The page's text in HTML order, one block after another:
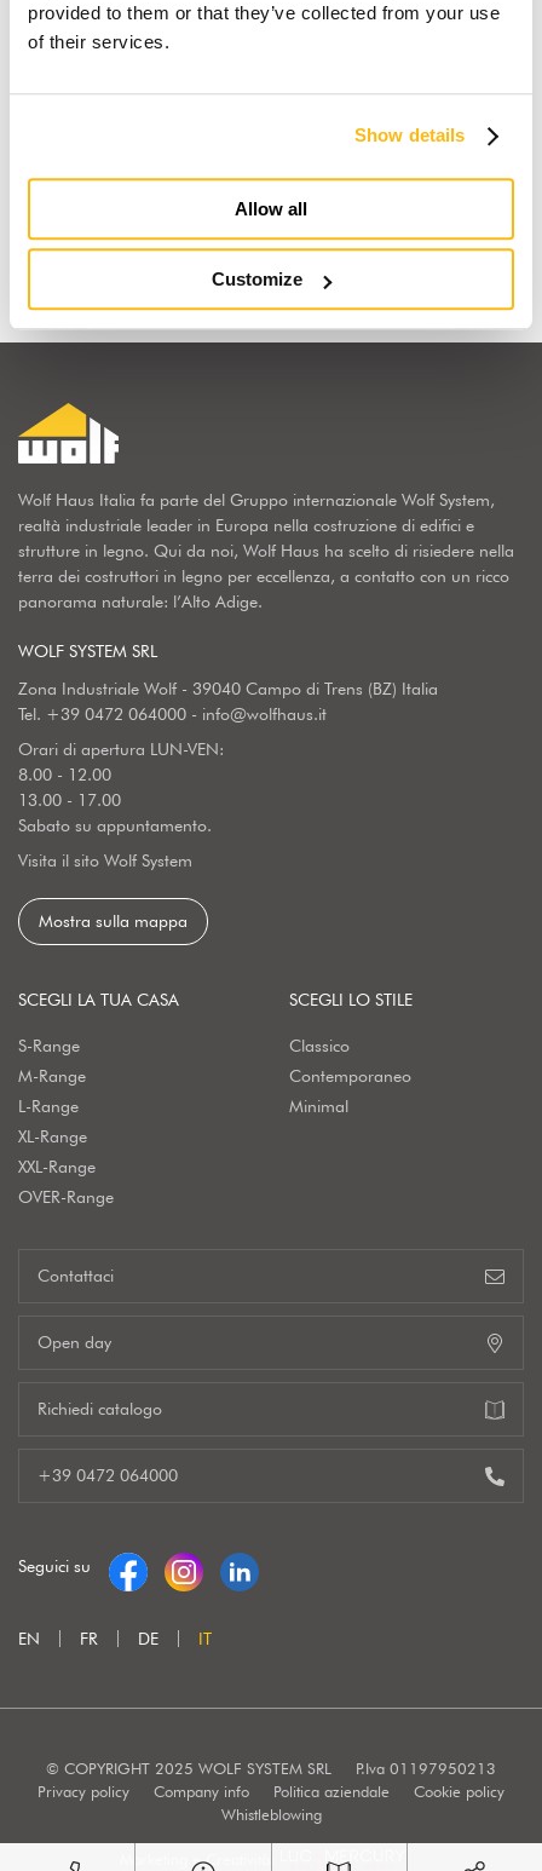
provided to them or that they’ve collected from your use
of their services.
Show details
Allow all
Customize
Wolf Haus Italia fa parte del Gruppo internazionale Wolf System,
realtà industriale leader in Europa nella costruzione di edifici e
strutture in legno. Qui da noi, Wolf Haus ha scelto di risiedere nella
terra dei costruttori in legno per eccellenza, a contatto con un ricco
panorama naturale: l’Alto Adige.
WOLF SYSTEM SRL
Zona Industriale Wolf - 39040 Campo di Trens (BZ) Italia
Tel. +39 0472 064000 - info@wolfhaus.it
Orari di apertura LUN-VEN:
8.00 - 12.00
13.00 - 17.00
Sabato su appuntamento.
Visita il sito Wolf System
Mostra sulla mappa
SCEGLI LA TUA CASA
S-Range
M-Range
L-Range
XL-Range
XXL-Range
OVER-Range
SCEGLI LO STILE
Classico
Contemporaneo
Minimal
Contattaci
Open day
Richiedi catalogo
+39 0472 064000
Seguici su
EN FR DE IT
© COPYRIGHT 2025 WOLF SYSTEM SRL
P.Iva 01197950213
Privacy policy
Company info Politica aziendale
Cookie policy
Whistleblowing
Marketing e Creatività: